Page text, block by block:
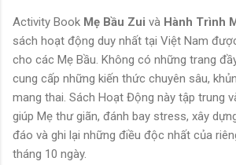
Activity Book Mẹ Bầu Zui và Hành Trình
sách hoạt động duy nhất tại Việt Nam
cho các Mẹ Bầu. Không có những trang
cung cấp những kiến thức chuyên sâu,
mang thai. Sách Hoạt Động này tập trung
giúp Mẹ thư giãn, đánh bay stress, xây
đáo và ghi lại những điều độc nhất của
tháng 10 ngày.